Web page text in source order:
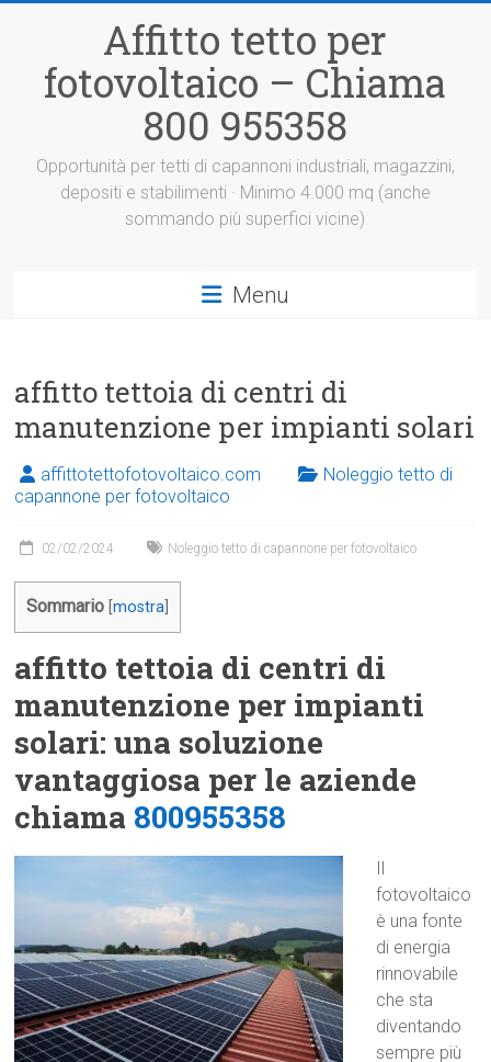
Affitto tetto per
fotovoltaico – Chiama
800 955358
Opportunità per tetti di capannoni industriali, magazzini,
depositi e stabilimenti · Minimo 4.000 mq (anche
sommando più superfici vicine)
Menu
affitto tettoia di centri di
manutenzione per impianti solari
affittotettofotovoltaico.com
Noleggio tetto di
capannone per fotovoltaico
02/02/2024 Noleggio tetto di capannone per fotovoltaico
Sommario [mostra
affitto tettoia di centri di
manutenzione per impianti
solari: una soluzione
vantaggiosa per le aziende
chiama 800955358
fotovoltaico
è una fonte
di energia
rinnovabile
che sta
diventando
sempre più